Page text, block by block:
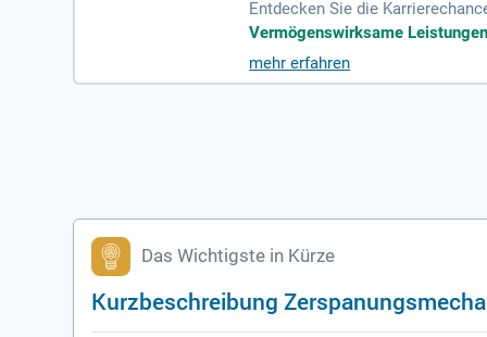
Entdecken Sie die
0 Ländern entwickelt innovative
Sie mit modernsten CNC-
schulabschluss und Interesse
zu werden. Starten Sie Ihre
Vermögenswirksame
mehr erfahren
Das Wichtigste in Kürze
Kurzbeschreibung